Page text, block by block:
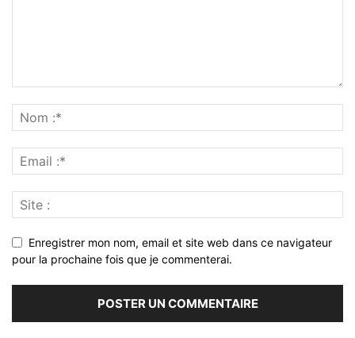
Enregistrer mon nom, email et site web dans ce navigateur
pour la prochaine fois que je commenterai.